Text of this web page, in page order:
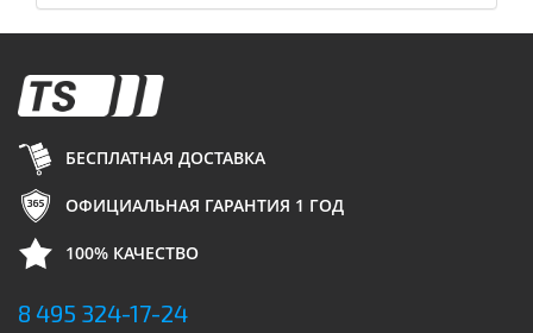
БЕСПЛАТНАЯ ДОСТАВКА
ОФИЦИАЛЬНАЯ ГАРАНТИЯ 1 ГОД
100% КАЧЕСТВО
8 495 324-17-24